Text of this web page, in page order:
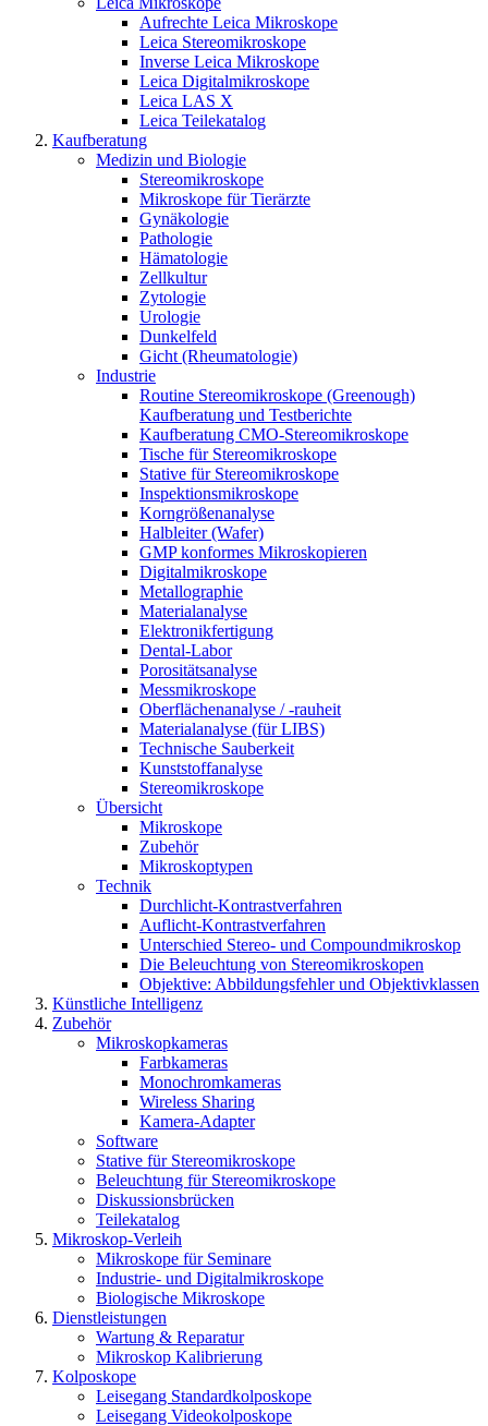
Aufrechte Leica Mikroskope
Leica Stereomikroskope
Inverse Leica Mikroskope
Leica Digitalmikroskope
Leica LAS X
Leica Teilekatalog
Kaufberatung
Medizin und Biologie
Stereomikroskope
Mikroskope für Tierärzte
Gynäkologie
Pathologie
Hämatologie
Zellkultur
Zytologie
Urologie
Dunkelfeld
Gicht (Rheumatologie)
Industrie
Routine Stereomikroskope (Greenough)
Kaufberatung und Testberichte
Kaufberatung CMO-Stereomikroskope
Tische für Stereomikroskope
Stative für Stereomikroskope
Inspektionsmikroskope
Korngrößenanalyse
Halbleiter (Wafer)
GMP konformes Mikroskopieren
Digitalmikroskope
Metallographie
Materialanalyse
Elektronikfertigung
Dental-Labor
Porositätsanalyse
Messmikroskope
Oberflächenanalyse / -rauheit
Materialanalyse (für LIBS)
Technische Sauberkeit
Kunststoffanalyse
Stereomikroskope
Übersicht
Mikroskope
Zubehör
Mikroskoptypen
Technik
Durchlicht-Kontrastverfahren
Auflicht-Kontrastverfahren
Unterschied Stereo- und Compoundmikroskop
Die Beleuchtung von Stereomikroskopen
Objektive: Abbildungsfehler und Objektivklassen
Künstliche Intelligenz
Zubehör
Mikroskopkameras
Farbkameras
Monochromkameras
Wireless Sharing
Kamera-Adapter
Software
Stative für Stereomikroskope
Beleuchtung für Stereomikroskope
Diskussionsbrücken
Teilekatalog
Mikroskop-Verleih
Mikroskope für Seminare
Industrie- und Digitalmikroskope
Biologische Mikroskope
Dienstleistungen
Wartung & Reparatur
Mikroskop Kalibrierung
Kolposkope
Leisegang Standardkolposkope
Leisegang Videokolposkope